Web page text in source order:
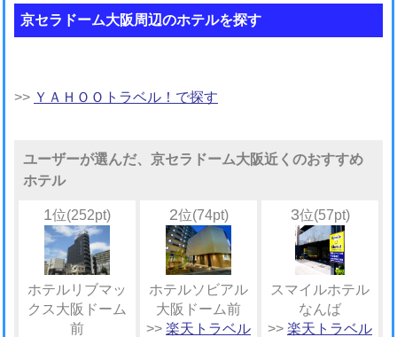
京セラドーム大阪周辺のホテルを探す
>> ＹＡＨＯＯトラベル！で探す
ユーザーが選んだ、京セラドーム大阪近くのおすすめ
ホテル
1位(252pt)
ホテルリブマッ
クス大阪ドーム
前
2位(74pt)
ホテルソビアル
大阪ドーム前
>> 楽天トラベル
3位(57pt)
スマイルホテル
なんば
>> 楽天トラベル